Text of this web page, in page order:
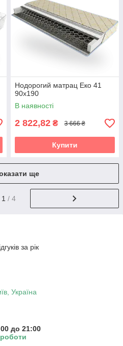
Нодорогий матрац Еко 41
90х190
В наявності
2 822,82 ₴ 3 666 ₴
Купити
ще
1 / 4
за рік
Україна
до 21:00